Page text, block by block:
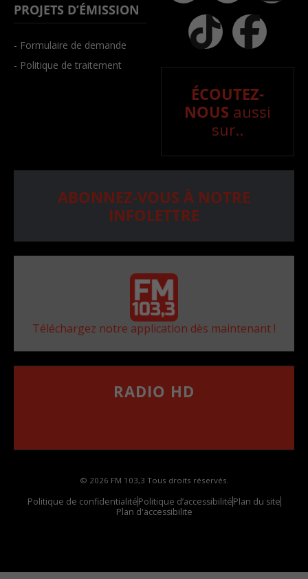
PROJETS D’ÉMISSION
- Formulaire de demande
- Politique de traitement
ÉCOUTEZ-
NOUS aussi
sur..
ABONNEZ-VOUS À NOTRE
INFOLETTRE
Téléchargez notre application dès maintenant !
RADIO HD
© 2026 FM 103,3 Tous droits réservés.
Politique de confidentialitéPolitique d’accessibilitéPlan du site
Plan d'accessibilite